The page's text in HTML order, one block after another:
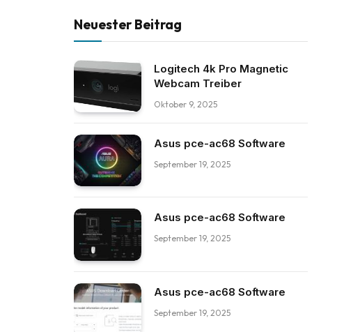
Neuester Beitrag
Logitech 4k Pro Magnetic
Webcam Treiber
Oktober 9, 2025
Asus pce-ac68 Software
September 19, 2025
Asus pce-ac68 Software
September 19, 2025
Asus pce-ac68 Software
September 19, 2025